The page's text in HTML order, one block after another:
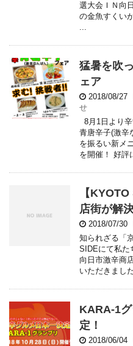
選大会ＩＮ向
の金魚すくい
...
猛暑を吹
ェア
2018/08/27
せ
8月1日より
青唐辛子(激辛
を振るい新メ
を開催！ 好評
【
店街が解
2018/07/30
知られざる「
SIDEにて私た
向日市激辛商
いただきました
KARA-1
定！
2018/06/04